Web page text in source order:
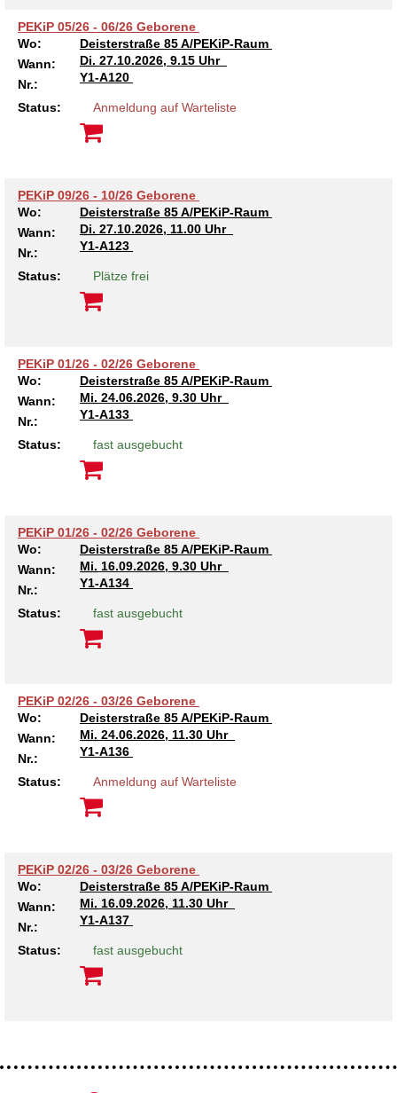
Kindertagesstätte Schneiderberg
Kindertagesstätte Sylter Weg
Kindertagesstätte Tresckowstraße
Kindertagesstätte Wiehbergstraße
Offene Sprach-Sprechstunde
Kindertagesstätte Moorlilienweg /
Familienzentrum
Kindertagesstätte Mühenkamp / Familienzentrum
Kindertagesstätte Petermannstraße /
Familienzentrum
Hör- und Sprachheilkindergarten Ratswiese
Kindertagesstätte Rosenbergstraße
Kindertagesstätte Schneiderberg
Kindertagesstätte Sylter Weg
Kindertagesstätte Voltmerstraße
Kindertagesstätte Wiehbergstraße
PEKiP 05/26 - 06/26 Geborene
Wo:
Deisterstraße 85 A/PEKiP-Raum
Wann:
Di. 27.10.2026, 9.15 Uhr
Nr.:
Y1-A120
Status: Anmeldung auf Warteliste
PEKiP 09/26 - 10/26 Geborene
Wo:
Deisterstraße 85 A/PEKiP-Raum
Wann:
Di. 27.10.2026, 11.00 Uhr
Nr.:
Y1-A123
Status: Plätze frei
PEKiP 01/26 - 02/26 Geborene
Wo:
Deisterstraße 85 A/PEKiP-Raum
Wann:
Mi. 24.06.2026, 9.30 Uhr
Nr.:
Y1-A133
Status: fast ausgebucht
PEKiP 01/26 - 02/26 Geborene
Wo:
Deisterstraße 85 A/PEKiP-Raum
Wann:
Mi. 16.09.2026, 9.30 Uhr
Nr.:
Y1-A134
Status: fast ausgebucht
PEKiP 02/26 - 03/26 Geborene
Wo:
Deisterstraße 85 A/PEKiP-Raum
Wann:
Mi. 24.06.2026, 11.30 Uhr
Nr.:
Y1-A136
Status: Anmeldung auf Warteliste
PEKiP 02/26 - 03/26 Geborene
Wo:
Deisterstraße 85 A/PEKiP-Raum
Wann:
Mi. 16.09.2026, 11.30 Uhr
Nr.:
Y1-A137
Status: fast ausgebucht